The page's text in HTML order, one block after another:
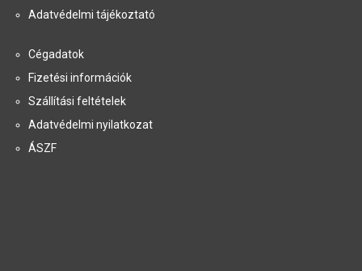
Adatvédelmi tájékoztató
Cégadatok
Fizetési információk
Szállítási feltételek
Adatvédelmi nyilatkozat
ÁSZF